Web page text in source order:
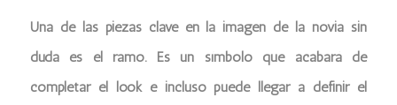
Una de las piezas clave en la imagen de la novia sin
duda es el ramo. Es un símbolo que acabará de
completar el look e incluso puede llegar a definir el